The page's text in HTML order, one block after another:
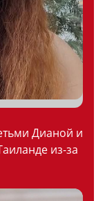
Дианой и
из-за